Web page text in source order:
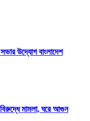
উদ্যোগ বাংলাদেশ
বিরুদ্ধে মামলা, ঘরে আগুন